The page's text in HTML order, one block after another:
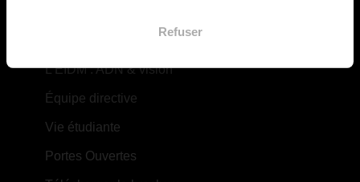
Refuser
L’EIDM : ADN & vision
Équipe directive
Vie étudiante
Portes Ouvertes